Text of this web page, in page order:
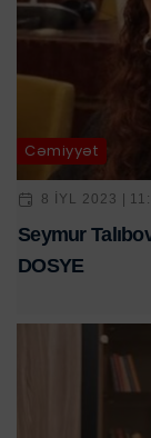
Cəmiyyət
8 IYL 2023 |
Seymur
DOSYE